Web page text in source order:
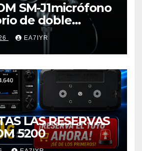
SM-J1micrófono
de doble
EA7IYR
LAS RESERVAS
5200